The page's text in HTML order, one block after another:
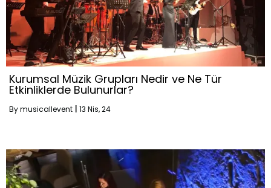
Kurumsal Müzik Grupları Nedir ve Ne Tür
Etkinliklerde Bulunurlar?
Bymusicallevent 13 Nis, 24